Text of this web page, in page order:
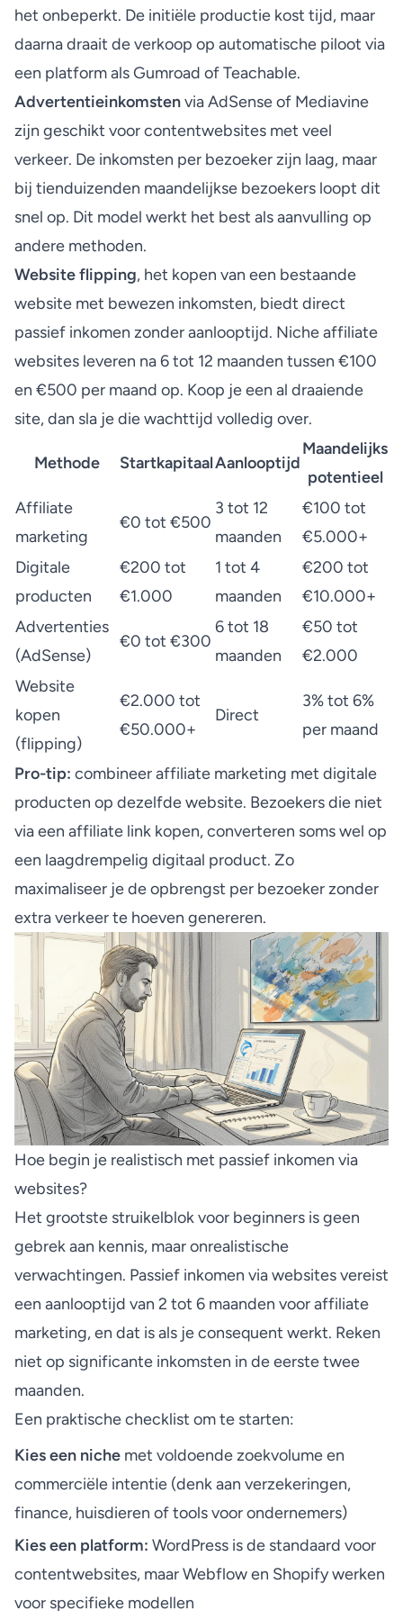
het onbeperkt. De initiële productie kost tijd, maar
daarna draait de verkoop op automatische piloot via
een platform als Gumroad of Teachable.
Advertentieinkomstenvia AdSense of Mediavine
zijn geschikt voor contentwebsites met veel
verkeer. De inkomsten per bezoeker zijn laag, maar
bij tienduizenden maandelijkse bezoekers loopt dit
snel op. Dit model werkt het best als aanvulling op
andere methoden.
Website flipping, het kopen van een bestaande
website met bewezen inkomsten, biedt direct
passief inkomen zonder aanlooptijd. Niche affiliate
websites leveren na 6 tot 12 maanden tussen €100
en €500 per maand op. Koop je een al draaiende
site, dan sla je die wachttijd volledig over.
Methode StartkapitaalAanlooptijd
Maandelijks
potentieel
Affiliate
marketing
€0 tot €500
3 tot 12
maanden
€100 tot
€5.000+
Digitale
producten
€200 tot
€1.000
1 tot 4
maanden
€200 tot
€10.000+
Advertenties
(AdSense)
€0 tot €300
6 tot 18
maanden
€50 tot
€2.000
Website
kopen
(flipping)
€2.000 tot
€50.000+
Direct
3% tot 6%
per maand
Pro-tip: combineer affiliate marketing met digitale
producten op dezelfde website. Bezoekers die niet
via een affiliate link kopen, converteren soms wel op
een laagdrempelig digitaal product. Zo
maximaliseer je de opbrengst per bezoeker zonder
extra verkeer te hoeven genereren.
Hoe begin je realistisch met passief inkomen via
websites?
Het grootste struikelblok voor beginners is geen
gebrek aan kennis, maar onrealistische
verwachtingen. Passief inkomen via websitesvereist
een aanlooptijd van 2 tot 6 maanden voor affiliate
marketing, en dat is als je consequent werkt. Reken
niet op significante inkomsten in de eerste twee
maanden.
Een praktische checklist om te starten:
Kies een niche met voldoende zoekvolume en
commerciële intentie (denk aan verzekeringen,
finance, huisdieren of tools voor ondernemers)
Kies een platform: WordPress is de standaard voor
contentwebsites, maar Webflow en Shopify werken
voor specifieke modellen